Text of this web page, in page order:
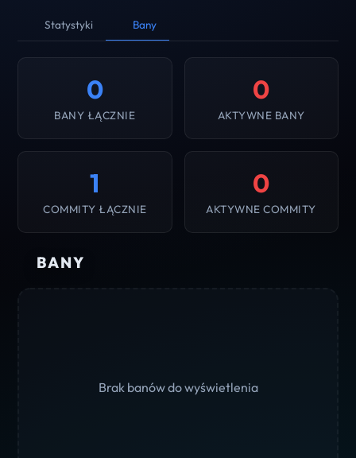
Statystyki Bany
0
BANY ŁĄCZNIE
0
AKTYWNE BANY
1
COMMITY ŁĄCZNIE
0
AKTYWNE COMMITY
BANY
Brak banów do wyświetlenia